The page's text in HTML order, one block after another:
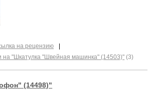
на рецензию
на "Шкатулка "Швейная машинка" (14503)" (3)
(14498)"